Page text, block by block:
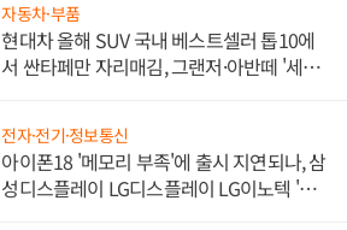
자동차·부품
현대차 올해 SUV 국내 베스트셀러 톱10에
서 싼타페만 자리매김, 그랜저·아반떼 '세단
전자·전기·정보통신
아이폰18 '메모리 부족'에 출시 지연되나, 삼
성디스플레이 LG디스플레이 LG이노텍 '탈